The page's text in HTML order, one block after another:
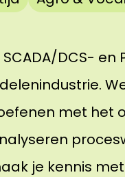
DCS-
met het
je kennis